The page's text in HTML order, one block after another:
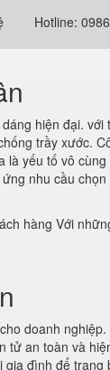
Hotline:
hiện đại.
trầy xước.
yếu tố vô
nhu cầu
hàng Với
doanh
an toàn và
gia đình để trang